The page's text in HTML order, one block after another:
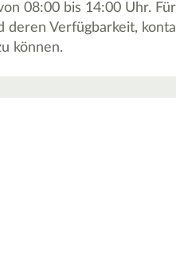
08:00 bis 14:00 Uhr.
deren Verfügbarkeit,
können.